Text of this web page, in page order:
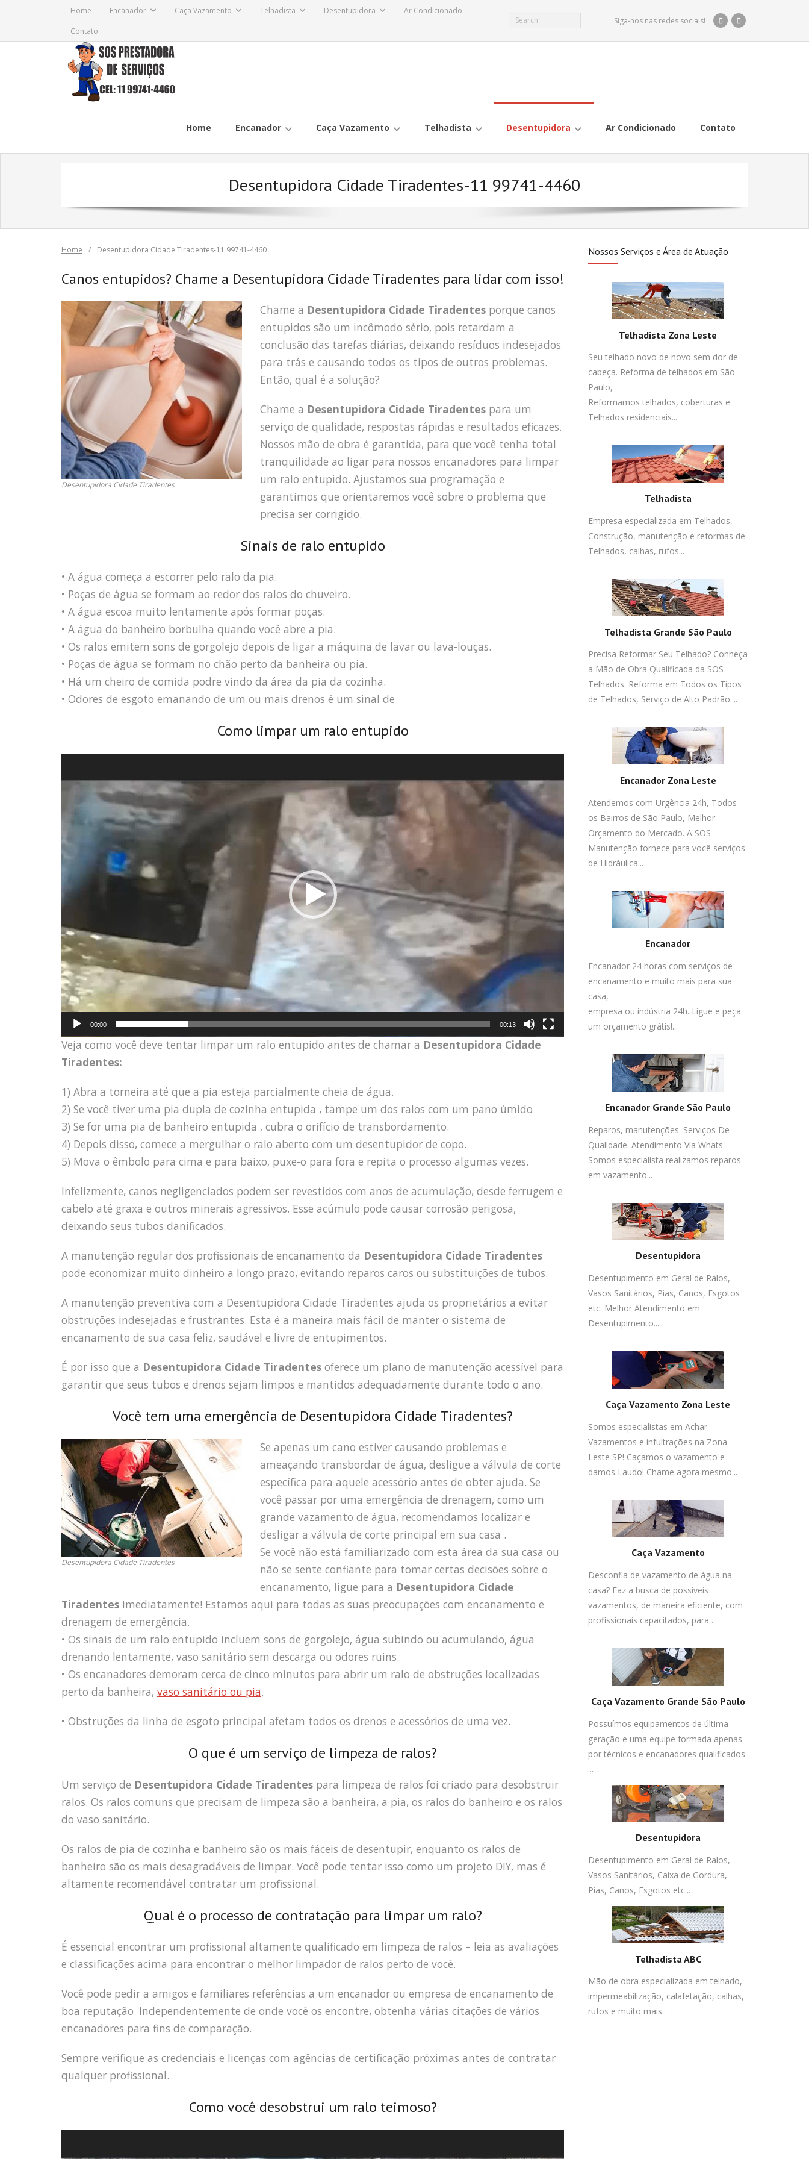
Home Encanador Caça Vazamento Telhadista Desentupidora
Ar Condicionado
Contato
Siga-nos nas redes sociais!
Home Encanador Caça Vazamento Telhadista Desentupidora Ar Condicionado Contato
Desentupidora Cidade Tiradentes-11 99741-4460
Home / Desentupidora Cidade Tiradentes-11 99741-4460
Canos entupidos? Chame a Desentupidora Cidade Tiradentes para lidar com isso!
Desentupidora Cidade Tiradentes
Chame a Desentupidora Cidade Tiradentes porque canos
entupidos são um incômodo sério, pois retardam a
conclusão das tarefas diárias, deixando resíduos indesejados
para trás e causando todos os tipos de outros problemas.
Então, qual é a solução?
Chame a Desentupidora Cidade Tiradentes para um
serviço de qualidade, respostas rápidas e resultados eficazes.
Nossos mão de obra é garantida, para que você tenha total
tranquilidade ao ligar para nossos encanadores para limpar
um ralo entupido. Ajustamos sua programação e
garantimos que orientaremos você sobre o problema que
precisa ser corrigido.
Sinais de ralo entupido
• A água começa a escorrer pelo ralo da pia.
• Poças de água se formam ao redor dos ralos do chuveiro.
• A água escoa muito lentamente após formar poças.
• A água do banheiro borbulha quando você abre a pia.
• Os ralos emitem sons de gorgolejo depois de ligar a máquina de lavar ou lava-louças.
• Poças de água se formam no chão perto da banheira ou pia.
• Há um cheiro de comida podre vindo da área da pia da cozinha.
• Odores de esgoto emanando de um ou mais drenos é um sinal de
Como limpar um ralo entupido
vídeo
00:00 00:13
Veja como você deve tentar limpar um ralo entupido antes de chamar a Desentupidora Cidade
Tiradentes:
1) Abra a torneira até que a pia esteja parcialmente cheia de água.
2) Se você tiver uma pia dupla de cozinha entupida , tampe um dos ralos com um pano úmido
3) Se for uma pia de banheiro entupida , cubra o orifício de transbordamento.
4) Depois disso, comece a mergulhar o ralo aberto com um desentupidor de copo.
5) Mova o êmbolo para cima e para baixo, puxe-o para fora e repita o processo algumas vezes.
Infelizmente, canos negligenciados podem ser revestidos com anos de acumulação, desde ferrugem e
cabelo até graxa e outros minerais agressivos. Esse acúmulo pode causar corrosão perigosa,
deixando seus tubos danificados.
A manutenção regular dos profissionais de encanamento da Desentupidora Cidade Tiradentes
pode economizar muito dinheiro a longo prazo, evitando reparos caros ou substituições de tubos.
A manutenção preventiva com a Desentupidora Cidade Tiradentes ajuda os proprietários a evitar
obstruções indesejadas e frustrantes. Esta é a maneira mais fácil de manter o sistema de
encanamento de sua casa feliz, saudável e livre de entupimentos.
É por isso que a Desentupidora Cidade Tiradentes oferece um plano de manutenção acessível para
garantir que seus tubos e drenos sejam limpos e mantidos adequadamente durante todo o ano.
Você tem uma emergência de Desentupidora Cidade Tiradentes?
Desentupidora Cidade Tiradentes
Se apenas um cano estiver causando problemas e
ameaçando transbordar de água, desligue a válvula de corte
específica para aquele acessório antes de obter ajuda. Se
você passar por uma emergência de drenagem, como um
grande vazamento de água, recomendamos localizar e
desligar a válvula de corte principal em sua casa .
Se você não está familiarizado com esta área da sua casa ou
não se sente confiante para tomar certas decisões sobre o
encanamento, ligue para a Desentupidora Cidade
Tiradentes imediatamente! Estamos aqui para todas as suas preocupações com encanamento e
drenagem de emergência.
• Os sinais de um ralo entupido incluem sons de gorgolejo, água subindo ou acumulando, água
drenando lentamente, vaso sanitário sem descarga ou odores ruins.
• Os encanadores demoram cerca de cinco minutos para abrir um ralo de obstruções localizadas
perto da banheira, vaso sanitário ou pia.
• Obstruções da linha de esgoto principal afetam todos os drenos e acessórios de uma vez.
O que é um serviço de limpeza de ralos?
Um serviço de Desentupidora Cidade Tiradentes para limpeza de ralos foi criado para desobstruir
ralos. Os ralos comuns que precisam de limpeza são a banheira, a pia, os ralos do banheiro e os ralos
do vaso sanitário.
Os ralos de pia de cozinha e banheiro são os mais fáceis de desentupir, enquanto os ralos de
banheiro são os mais desagradáveis de limpar. Você pode tentar isso como um projeto DIY, mas é
altamente recomendável contratar um profissional.
Qual é o processo de contratação para limpar um ralo?
É essencial encontrar um profissional altamente qualificado em limpeza de ralos – leia as avaliações
e classificações acima para encontrar o melhor limpador de ralos perto de você.
Você pode pedir a amigos e familiares referências a um encanador ou empresa de encanamento de
boa reputação. Independentemente de onde você os encontre, obtenha várias citações de vários
encanadores para fins de comparação.
Sempre verifique as credenciais e licenças com agências de certificação próximas antes de contratar
qualquer profissional.
Como você desobstrui um ralo teimoso?
Nossos Serviços e Área de Atuação
Telhadista Zona Leste
Seu telhado novo de novo sem dor de
cabeça. Reforma de telhados em São
Paulo,
Reformamos telhados, coberturas e
Telhados residenciais...
Telhadista
Empresa especializada em Telhados,
Construção, manutenção e reformas de
Telhados, calhas, rufos...
Telhadista Grande São Paulo
Precisa Reformar Seu Telhado? Conheça
a Mão de Obra Qualificada da SOS
Telhados. Reforma em Todos os Tipos
de Telhados, Serviço de Alto Padrão....
Encanador Zona Leste
Atendemos com Urgência 24h, Todos
os Bairros de São Paulo, Melhor
Orçamento do Mercado. A SOS
Manutenção fornece para você serviços
de Hidráulica...
Encanador
Encanador 24 horas com serviços de
encanamento e muito mais para sua
casa,
empresa ou indústria 24h. Ligue e peça
um orçamento grátis!...
Encanador Grande São Paulo
Reparos, manutenções. Serviços De
Qualidade. Atendimento Via Whats.
Somos especialista realizamos reparos
em vazamento...
Desentupidora
Desentupimento em Geral de Ralos,
Vasos Sanitários, Pias, Canos, Esgotos
etc. Melhor Atendimento em
Desentupimento....
Caça Vazamento Zona Leste
Somos especialistas em Achar
Vazamentos e infultrações na Zona
Leste SP! Caçamos o vazamento e
damos Laudo! Chame agora mesmo...
Caça Vazamento
Desconfia de vazamento de água na
casa? Faz a busca de possíveis
vazamentos, de maneira eficiente, com
profissionais capacitados, para ...
Caça Vazamento Grande São Paulo
Possuímos equipamentos de última
geração e uma equipe formada apenas
por técnicos e encanadores qualificados
...
Desentupidora
Desentupimento em Geral de Ralos,
Vasos Sanitários, Caixa de Gordura,
Pias, Canos, Esgotos etc...
Telhadista ABC
Mão de obra especializada em telhado,
impermeabilização, calafetação, calhas,
rufos e muito mais..